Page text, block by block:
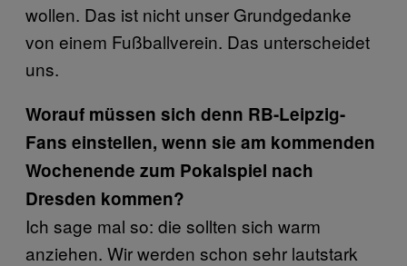
wollen. Das ist nicht unser Grundgedanke
von einem Fußballverein. Das unterscheidet
uns.
Worauf müssen sich denn RB-Leipzig-
Fans einstellen, wenn sie am kommenden
Wochenende zum Pokalspiel nach
Dresden kommen?
Ich sage mal so: die sollten sich warm
anziehen. Wir werden schon sehr lautstark